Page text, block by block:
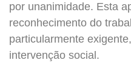
por unanimidade. Esta
reconhecimento do
particularmente
intervenção social.